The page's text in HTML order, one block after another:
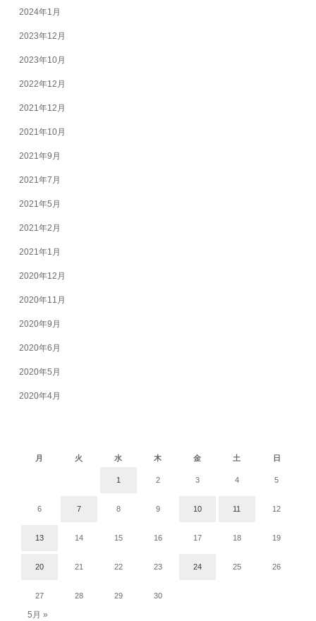
2024年1月
2023年12月
2023年10月
2022年12月
2021年12月
2021年10月
2021年9月
2021年7月
2021年5月
2021年2月
2021年1月
2020年12月
2020年11月
2020年9月
2020年6月
2020年5月
2020年4月
月
火 水 木 金 土 日
1 2 3 4 5
6 7 8 9 10 11 12
13 14 15 16 17 18 19
20 21 22 23 24 25 26
27 28 29 30
5月 »